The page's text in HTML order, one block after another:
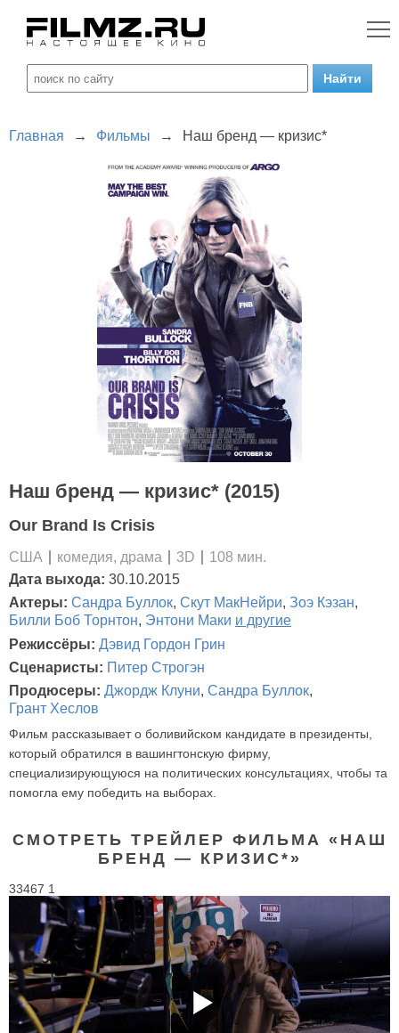
Главная → Фильмы → Наш бренд — кризис*
Наш бренд — кризис* (2015)
Our Brand Is Crisis
США комедия, драма 3D
108 мин.
Дата выхода: 30.10.2015
Актеры: Сандра Буллок, Скут МакНейри, Зоэ Кэзан,
Билли Боб Торнтон, Энтони Маки и другие
Режиссёры: Дэвид Гордон Грин
Сценаристы: Питер Строгэн
Продюсеры: Джордж Клуни, Сандра Буллок,
Грант Хеслов
Фильм рассказывает о боливийском кандидате в президенты,
который обратился в вашингтонскую фирму,
специализирующуюся на политических консультациях, чтобы та
помогла ему победить на выборах.
СМОТРЕТЬ ТРЕЙЛЕР ФИЛЬМА «НАШ
БРЕНД — КРИЗИС*»
33467 1